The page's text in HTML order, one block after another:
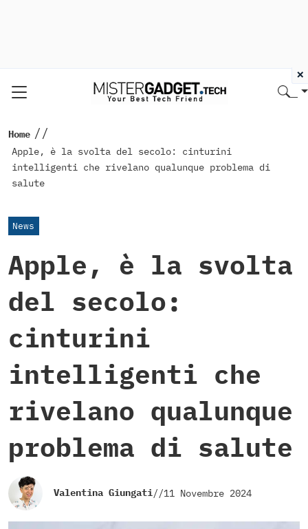
Home //
Apple, è la svolta del secolo: cinturini
intelligenti che rivelano qualunque problema di
salute
News
Apple, è la svolta
del secolo:
cinturini
intelligenti che
rivelano qualunque
problema di salute
Valentina Giungati//11 Novembre 2024
×